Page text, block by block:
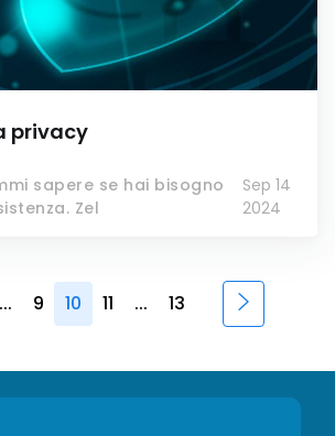
privacy
sapere se hai bisogno
Zel
Sep 14
2024
... 9 10 11 ... 13